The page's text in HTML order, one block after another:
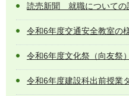
読売新聞 就職についての
令和6年度交通安全教室の
令和6年度文化祭（向友祭
令和6年度建設科出前授業